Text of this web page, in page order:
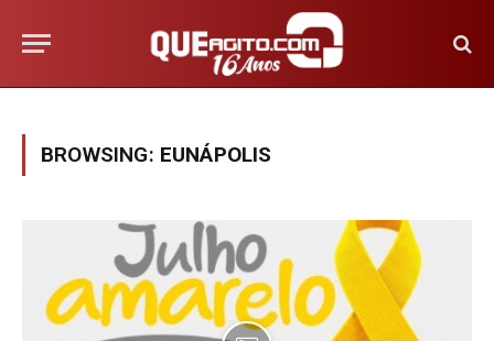
BROWSING: EUNÁPOLIS